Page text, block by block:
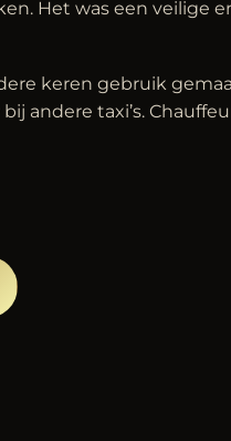
Het was een veilige
keren gebruik
andere taxi’s.